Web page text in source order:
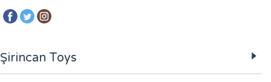
Şirincan Toys